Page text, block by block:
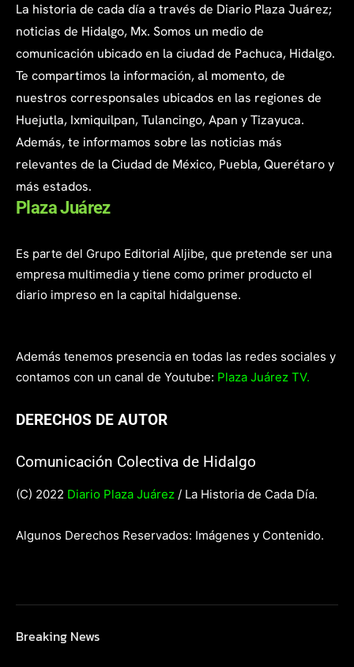
La historia de cada día a través de Diario Plaza Juárez;
noticias de Hidalgo, Mx. Somos un medio de
comunicación ubicado en la ciudad de Pachuca, Hidalgo.
Te compartimos la información, al momento, de
nuestros corresponsales ubicados en las regiones de
Huejutla, Ixmiquilpan, Tulancingo, Apan y Tizayuca.
Además, te informamos sobre las noticias más
relevantes de la Ciudad de México, Puebla, Querétaro y
más estados.
Plaza Juárez
Es parte del Grupo Editorial Aljibe, que pretende ser una
empresa multimedia y tiene como primer producto el
diario impreso en la capital hidalguense.
Además tenemos presencia en todas las redes sociales y
contamos con un canal de Youtube: Plaza Juárez TV.
DERECHOS DE AUTOR
Comunicación Colectiva de Hidalgo
(C) 2022 Diario Plaza Juárez / La Historia de Cada Día.
Algunos Derechos Reservados: Imágenes y Contenido.
Breaking News